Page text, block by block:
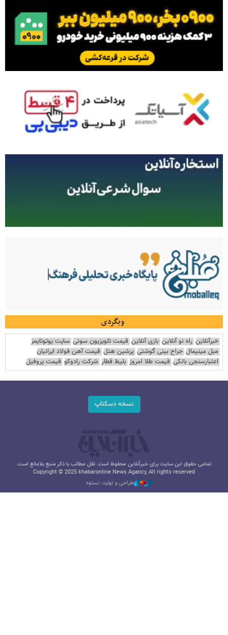
وبگردی
خبرآنلاین راه نو آنلاین بازی آنلاین قیمت تلویزیون سونی سایت یوتوتایمز
مبل مینیمال جراح بینی گوشتی پرشین هتل قیمت آهن فولاد ایرانیان
اعتبارسنجی بانکی قیمت طلا امروز بلیط قطار شرکت رادوکو قیمت پروفیل
نسخه دسکتاپ
تمامی حقوق این سایت برای خبرآنلاین محفوظ است. نقل مطالب با ذکر منبع بلامانع است.
Copyright © 2025 khabaronline News Agancy, All rights reserved
طراحی و تولید: نستوه